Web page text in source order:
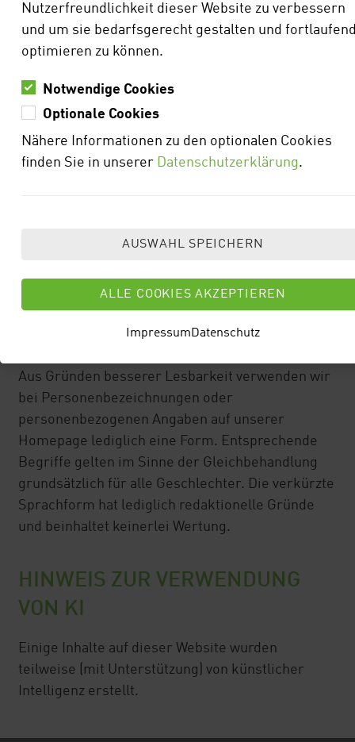
Weitere Fotos sind Eigentum des Maschinenrings
(WBK, MIA) bzw. sind von Vertragspartnern zur
Verfügung gestellt:
K-Drones, Koppenhagen Agrarservice, Plendl
Lenksysteme, Frey Agrar, NE-Service, Blersch
Maschinenring Schwarzwald-Baar, ZIMMERMANN
PV-Steel Group GmbH & Co.
HINWEIS ZUR VERWENDUNG
DER PERSONENFORM
Aus Gründen besserer Lesbarkeit verwenden wir
bei Personenbezeichnungen oder
personenbezogenen Angaben auf unserer
Homepage lediglich eine Form. Entsprechende
Begriffe gelten im Sinne der Gleichbehandlung
grundsätzlich für alle Geschlechter. Die verkürzte
Sprachform hat lediglich redaktionelle Gründe
und beinhaltet keinerlei Wertung.
HINWEIS ZUR VERWENDUNG
VON KI
Einige Inhalte auf dieser Website wurden
teilweise (mit Unterstützung) von künstlicher
Intelligenz erstellt.
Nutzerfreundlichkeit dieser Website zu verbessern
und um sie bedarfsgerecht gestalten und
optimieren zu können.
Notwendige Cookies
Optionale Cookies
Nähere Informationen zu den optionalen Cookies
finden Sie in unserer Datenschutzerklärung.
ImpressumDatenschutz